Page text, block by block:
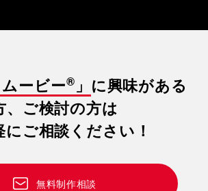
ムービー® 」 に興味がある
、ご検討の方は
にご相談ください！
無料制作相談